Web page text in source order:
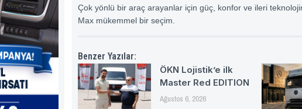
Çok yönlü bir araç arayanlar için güç, konfor ve ileri
Max mükemmel bir seçim.
Benzer Yazılar:
ÖKN Lojistik’e ilk
Master Red EDITION
Ağustos 6, 2026